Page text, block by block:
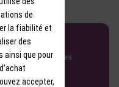
des Vignes
de
la fiabilité et
des
ainsi que pour
accepter,